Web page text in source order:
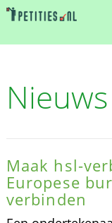
Nieuws
Maak hsl-
Europese
verbinden